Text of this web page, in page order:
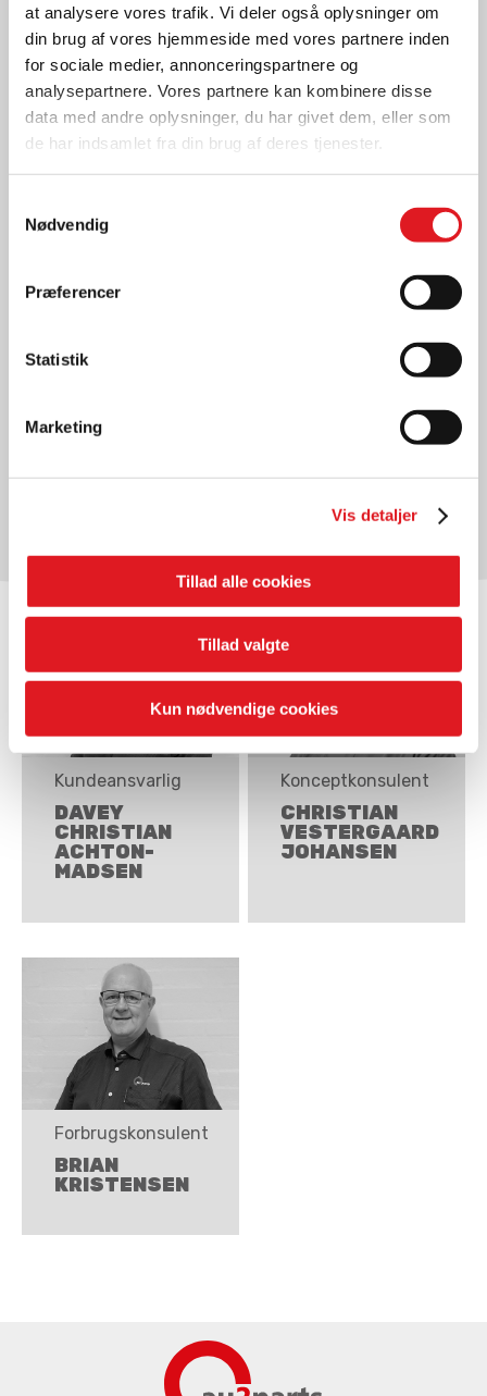
at analysere vores trafik. Vi deler også oplysninger om
din brug af vores hjemmeside med vores partnere inden
for sociale medier, annonceringspartnere og
analysepartnere. Vores partnere kan kombinere disse
data med andre oplysninger, du har givet dem, eller som
de har indsamlet fra din brug af deres tjenester.
Nødvendig
Præferencer
Statistik
Marketing
Vis detaljer
Tillad alle cookies
Tillad valgte
Kun nødvendige cookies
Åbningstider
Mandag - torsdag kl. 08.00 - 16.00
Fredag kl. 08.00 - 15.00
Afdelingsleder
MICHAEL
GUDBJERG
Kundeansvarlig
DAVEY
CHRISTIAN
ACHTON-
MADSEN
Konceptkonsulent
CHRISTIAN
VESTERGAARD
JOHANSEN
Forbrugskonsulent
BRIAN
KRISTENSEN